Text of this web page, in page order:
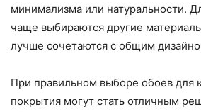
минимализма или натуральности.
чаще выбираются другие
лучше сочетаются с общим
При правильном выборе обоев для
покрытия могут стать отличным